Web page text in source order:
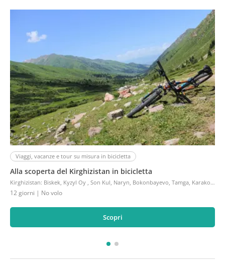
Viaggi, vacanze e tour su misura in bicicletta
Alla scoperta del Kirghizistan in bicicletta
Kirghizistan: Biskek, Kyzyl Oy , Son Kul, Naryn, Bokonbayevo, Tamga, Karakol, Chong-Kemin
12 giorni | No volo
Scopri